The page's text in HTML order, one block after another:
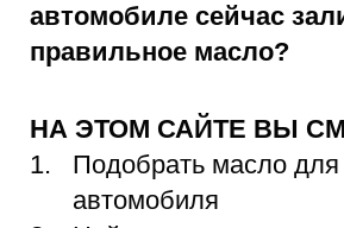
автомобиле сейчас
правильное масло?
НА ЭТОМ САЙТЕ ВЫ
Подобрать масло
автомобиля